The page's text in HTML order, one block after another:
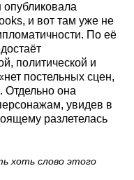
и вот там уже не
По её
политической и
постельных сцен,
Отдельно она
увидев в
разлетелась
хоть слово этого